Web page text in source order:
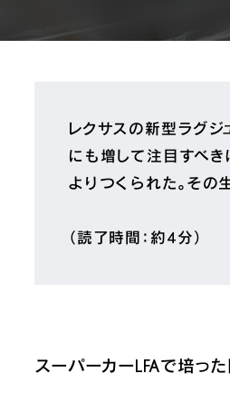
レクサスの新型ラグジ
にも増して注目すべき
よりつくられた。その
（読了時間：約4分）
スーパーカーLFAで培っ